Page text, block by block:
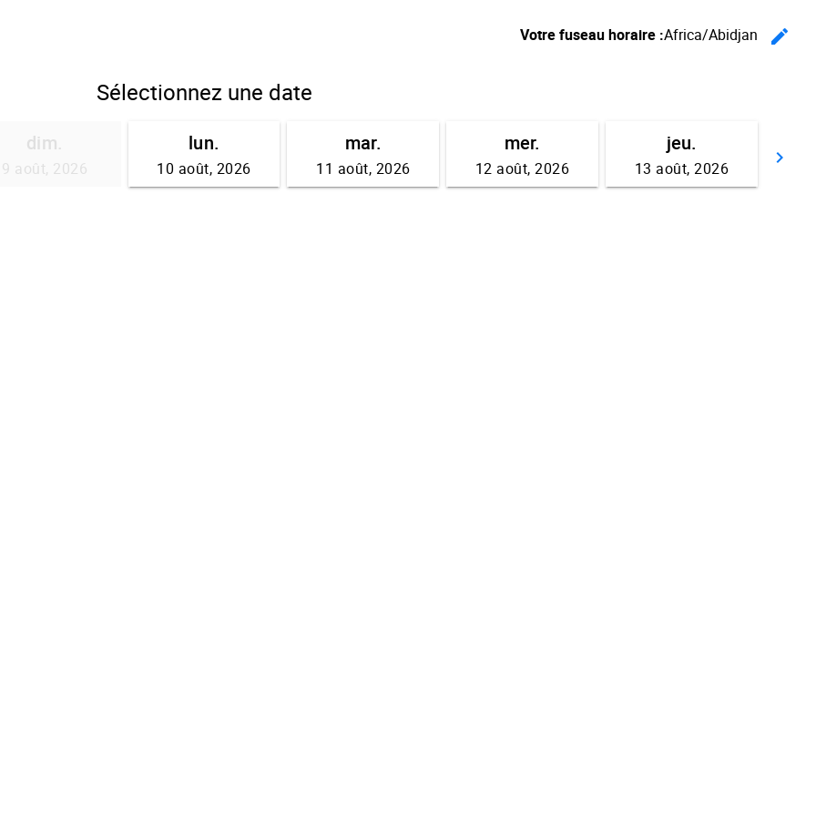
Votre fuseau horaire :Africa/Abidjan
edit
Sélectionnez une date
keyboard_arrow_right
dim.
9 août, 2026
lun.
10 août, 2026
mar.
11 août, 2026
mer.
12 août, 2026
jeu.
13 août, 2026